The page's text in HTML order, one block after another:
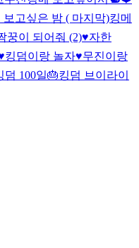
보고싶은 밤 ( 마지막)킹메
꿍이 되어줘 (2)♥자한
킹덤이랑 놀자♥︎무진이랑
덤 100일🎂킹덤 브이라이